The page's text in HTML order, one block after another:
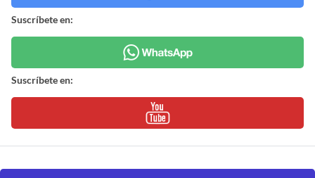
Suscríbete en:
Suscríbete en: